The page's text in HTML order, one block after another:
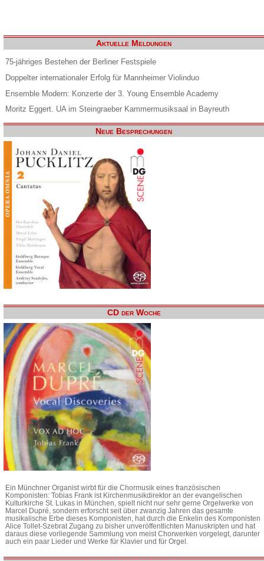
Aktuelle Meldungen
75-jähriges Bestehen der Berliner Festspiele
Doppelter internationaler Erfolg für Mannheimer Violinduo
Ensemble Modern: Konzerte der 3. Young Ensemble Academy
Moritz Eggert. UA im Steingraeber Kammermusiksaal in Bayreuth
Neue Besprechungen
CD der Woche
Ein Münchner Organist wirbt für die Chormusik eines französischen
Komponisten: Tobias Frank ist Kirchenmusikdirektor an der evangelischen
Kulturkirche St. Lukas in München, spielt nicht nur sehr gerne Orgelwerke von
Marcel Dupré, sondern erforscht seit über zwanzig Jahren das gesamte
musikalische Erbe dieses Komponisten, hat durch die Enkelin des Komponisten
Alice Tollet-Szebrat Zugang zu bisher unveröffentlichten Manuskripten und hat
daraus diese vorliegende Sammlung von meist Chorwerken vorgelegt, darunter
auch ein paar Lieder und Werke für Klavier und für Orgel.